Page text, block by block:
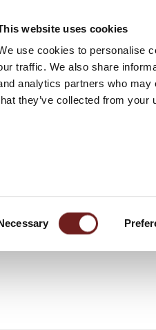
website uses cookies
use cookies to personalise
traffic. We also share
analytics partners who may
they’ve collected from